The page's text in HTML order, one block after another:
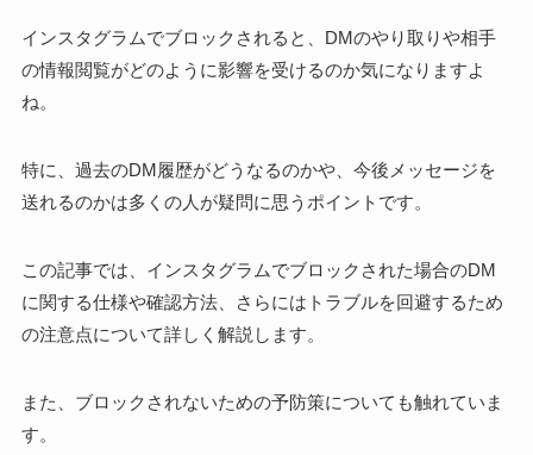
インスタグラムでブロックされると、DMのやり取りや相手
の情報閲覧がどのように影響を受けるのか気になりますよ
ね。
特に、過去のDM履歴がどうなるのかや、今後メッセージを
送れるのかは多くの人が疑問に思うポイントです。
この記事では、インスタグラムでブロックされた場合のDM
に関する仕様や確認方法、さらにはトラブルを回避するため
の注意点について詳しく解説します。
また、ブロックされないための予防策についても触れていま
す。